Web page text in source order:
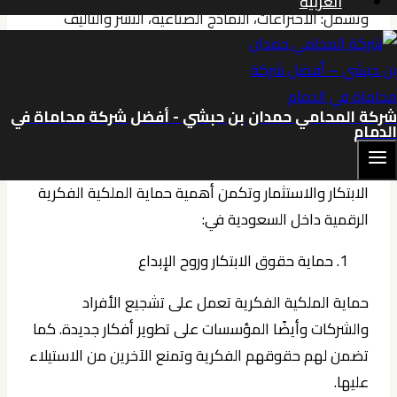
شركة المحامي حمدان بن حبشي - أفضل شركة محاماة في
الدمام
وتشمل: الاختراعات، النماذج الصناعية، النشر والتأليف
والعلامات التجارية.
قامت الهيئة السعودية للملكية الفكرية بالتعاون مع
هيئة الاتصالات لحماية حقوق المؤلف في كل ما يخص
البرمجيات ويهدف لحماية البرمجيات وأي منتج رقمى
الابتكار والاستثمار وتكمن أهمية حماية الملكية الفكرية
الرقمية داخل السعودية في:
حماية حقوق الابتكار وروح الإبداع
حماية الملكية الفكرية تعمل على تشجيع الأفراد
والشركات وأيضًا المؤسسات على تطوير أفكار جديدة. كما
تضمن لهم حقوقهم الفكرية وتمنع الآخرين من الاستيلاء
عليها.